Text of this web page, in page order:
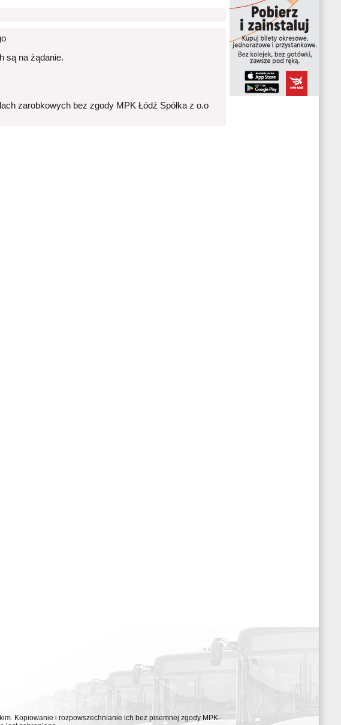
są na żądanie.
zarobkowych bez zgody MPK Łódź Spółka z o.o
Kopiowanie i rozpowszechnianie ich bez pisemnej zgody MPK-